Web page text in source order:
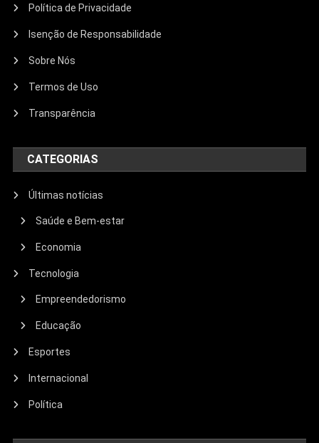
Política de Privacidade
Isenção de Responsabilidade
Sobre Nós
Termos de Uso
Transparência
CATEGORIAS
Últimas notícias
Saúde e Bem-estar
Economia
Tecnologia
Empreendedorismo
Educação
Esportes
Internacional
Política